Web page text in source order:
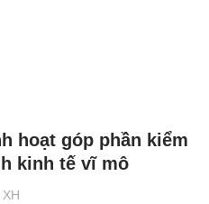
hoạt góp phần kiểm
kinh tế vĩ mô